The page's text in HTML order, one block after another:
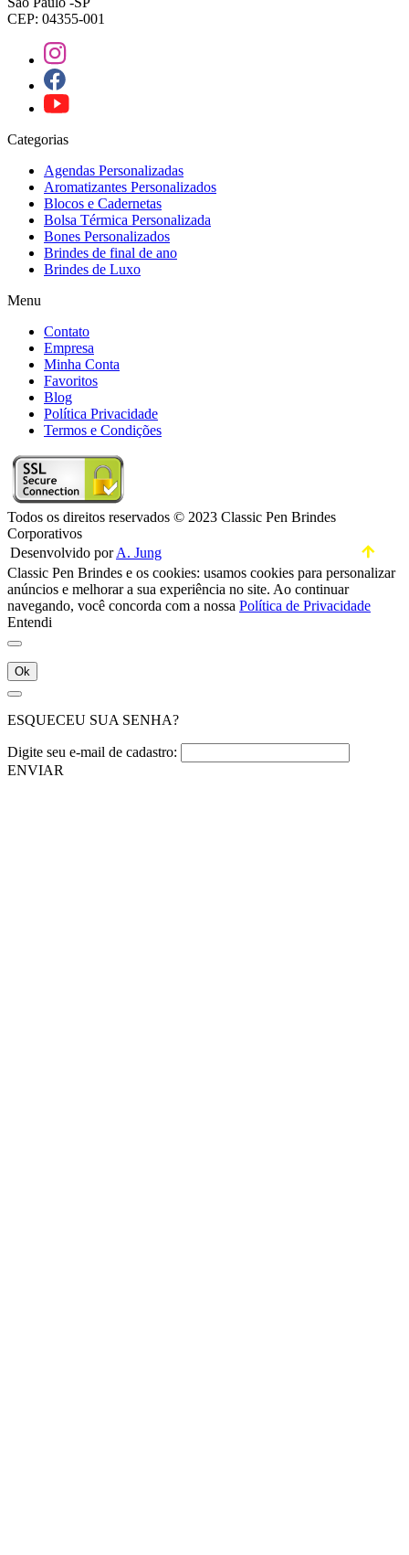
CEP: 04355-001
Categorias
Agendas Personalizadas
Aromatizantes Personalizados
Blocos e Cadernetas
Bolsa Térmica Personalizada
Bones Personalizados
Brindes de final de ano
Brindes de Luxo
Menu
Contato
Empresa
Minha Conta
Favoritos
Blog
Política Privacidade
Termos e Condições
Todos os direitos reservados © 2023 Classic Pen Brindes
Corporativos
Desenvolvido porA. Jung
Classic Pen Brindes e os cookies: usamos cookies para personalizar
anúncios e melhorar a sua experiência no site. Ao continuar
navegando, você concorda com a nossa Política de Privacidade
Entendi
Ok
ESQUECEU SUA SENHA?
Digite seu e-mail de cadastro:
ENVIAR